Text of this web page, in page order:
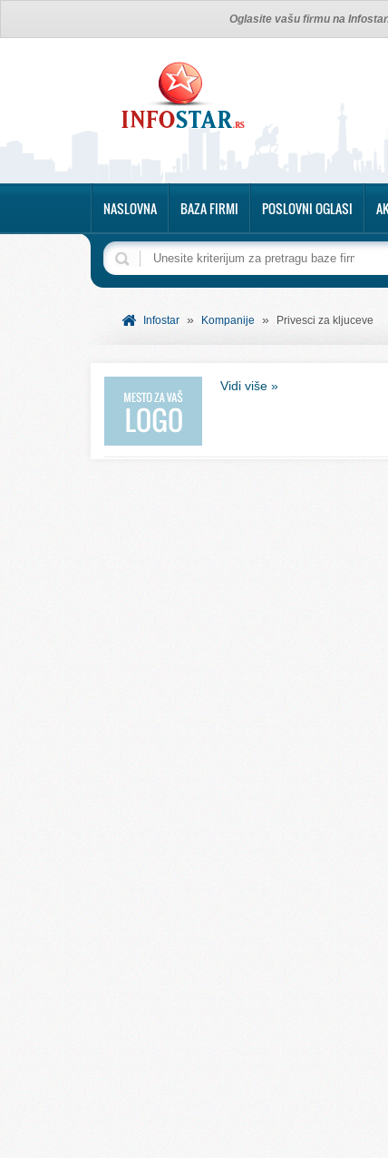
Oglasite vašu firmu na
NASLOVNA BAZA FIRMI POSLOVNI OGLASI
Infostar » Kompanije » Privesci za kljuceve
Vidi više »